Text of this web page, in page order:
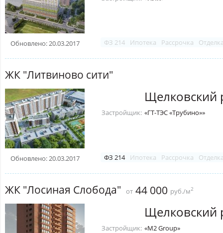
Обновлено: 20.03.2017 ФЗ 214 Ипотека Рассрочка
ЖК "Литвиново сити"
Обновлено: 20.03.2017
Щелковский
Застройщик: «ГТ-ТЭС «Трубино»»
ФЗ 214 Ипотека Рассрочка
ЖК "Лосиная Слобода" от 44 000 руб./м2
Щелковский
Застройщик: «M2 Group»